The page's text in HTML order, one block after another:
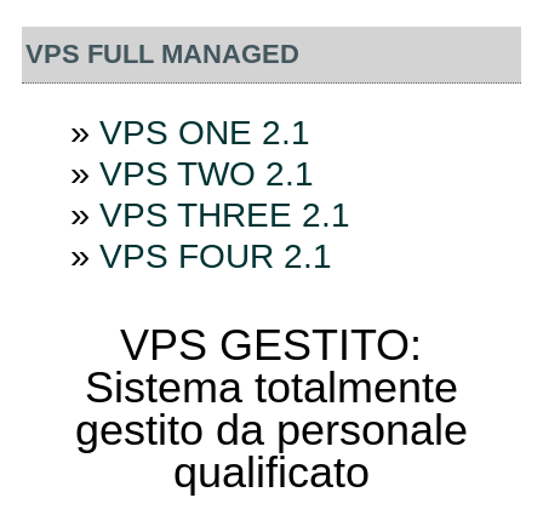
VPS FULL MANAGED
»VPS ONE 2.1
»VPS TWO 2.1
»VPS THREE 2.1
»VPS FOUR 2.1
VPS GESTITO:
Sistema totalmente
gestito da personale
qualificato